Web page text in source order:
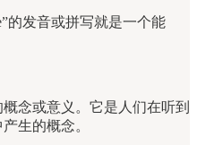
的发音或拼写就是一个能
念或意义。它是人们在听到
生的概念。